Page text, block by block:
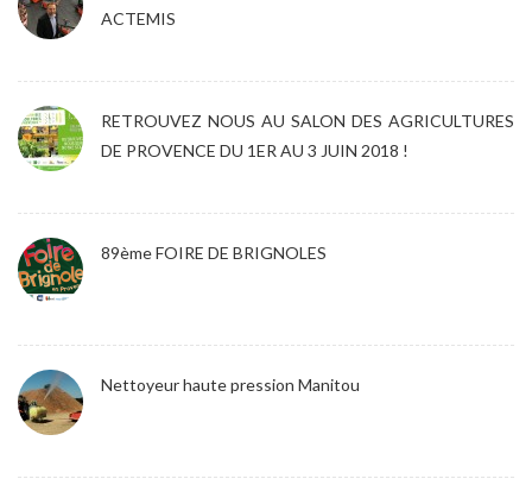
ACTEMIS
RETROUVEZ NOUS AU SALON DES AGRICULTURES
DE PROVENCE DU 1ER AU 3 JUIN 2018 !
89ème FOIRE DE BRIGNOLES
Nettoyeur haute pression Manitou